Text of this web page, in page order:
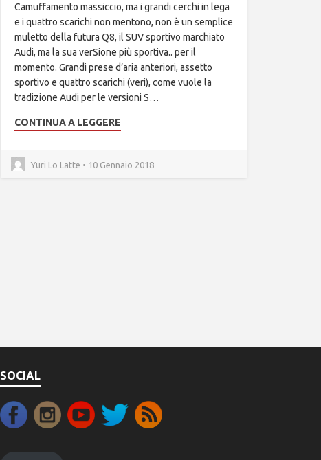
Camuffamento massiccio, ma i grandi cerchi in lega
e i quattro scarichi non mentono, non è un semplice
muletto della futura Q8, il SUV sportivo marchiato
Audi, ma la sua verSione più sportiva.. per il
momento. Grandi prese d’aria anteriori, assetto
sportivo e quattro scarichi (veri), come vuole la
tradizione Audi per le versioni S…
CONTINUA A LEGGERE
Yuri Lo Latte • 10 Gennaio 2018
SOCIAL